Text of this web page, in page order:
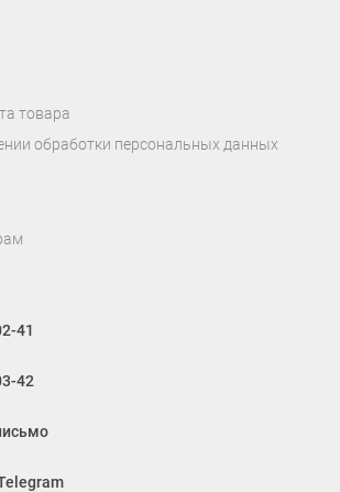
товара
обработки персональных данных
41
42